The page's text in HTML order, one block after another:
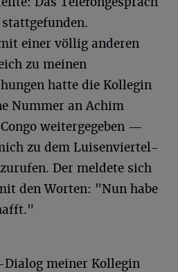
einer völlig anderen
zu meinen
hatte die Kollegin
Nummer an Achim
weitergegeben —
zu dem Luisenviertel-
Der meldete sich
den Worten: "Nun habe
Dialog meiner Kollegin